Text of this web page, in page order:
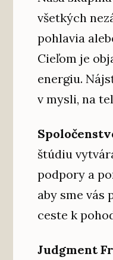
všetkých
pohlavia
Cieľom je
energiu.
v mysli, na
štúdiu
podpory a
aby sme vás
ceste k
Judgment